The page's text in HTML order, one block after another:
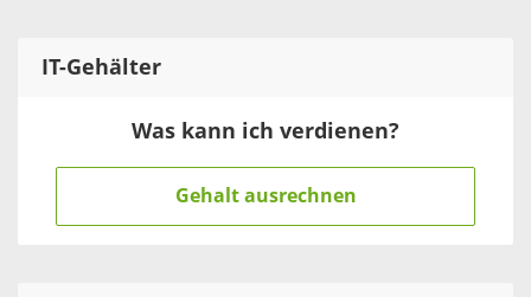
IT-Gehälter
Was kann ich verdienen?
Gehalt ausrechnen